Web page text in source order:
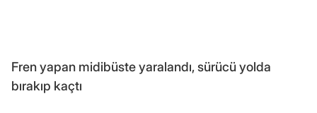
Fren yapan midibüste yaralandı, sürücü yolda
bırakıp kaçtı